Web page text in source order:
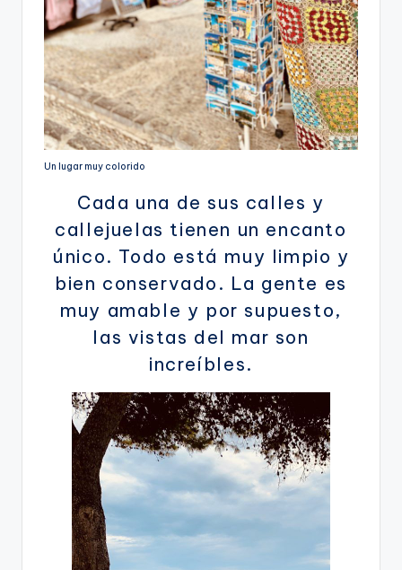
Un lugar muy colorido
Cada una de sus calles y
callejuelas tienen un encanto
único. Todo está muy limpio y
bien conservado. La gente es
muy amable y por supuesto,
las vistas del mar son
increíbles.